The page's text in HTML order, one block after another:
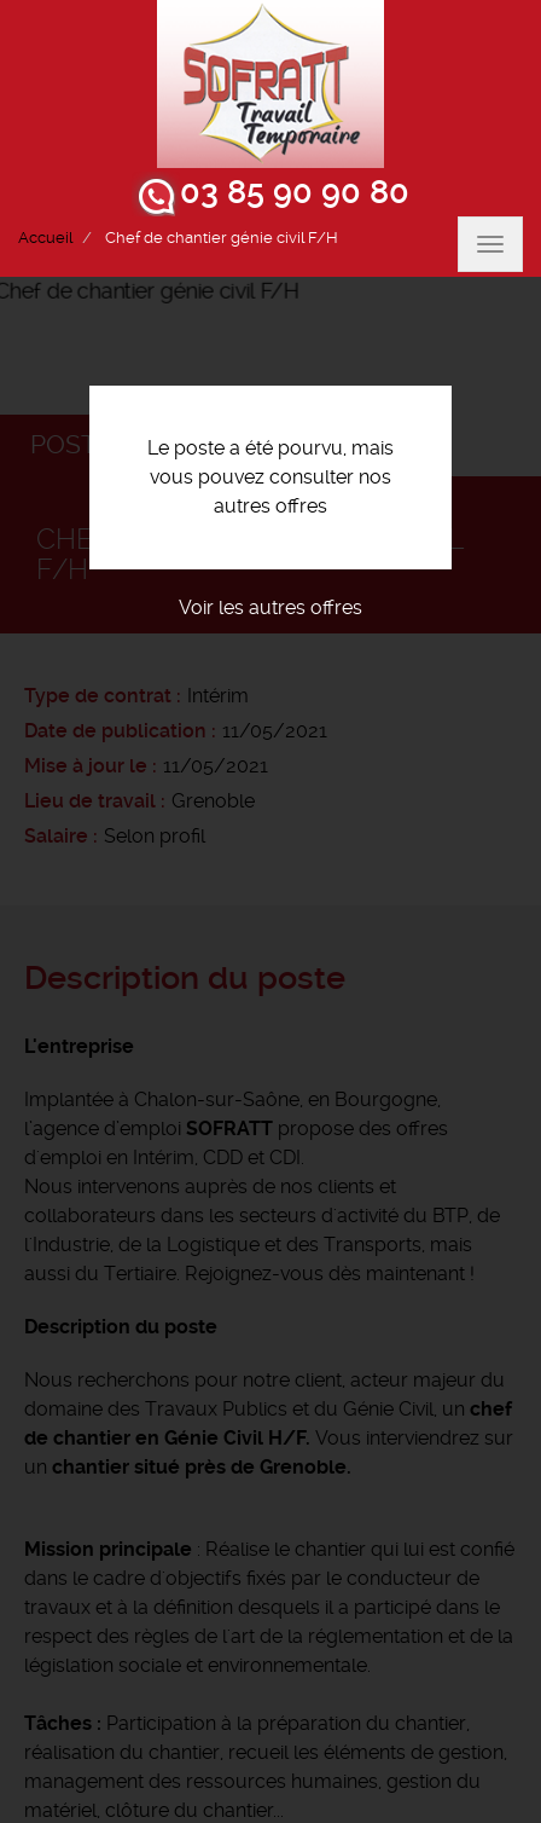
03 85 90 90 80
Accueil Chef de chantier génie civil F/H
Le poste a été pourvu, mais
vous pouvez consulter nos
autres offres
Voir les autres offres
POSTULEZ
CHEF DE CHANTIER GÉNIE CIVIL
F/H
Type de contrat
Intérim
Date de publication
11/05/2021
Mise à jour le
11/05/2021
Lieu de travail
Grenoble
Salaire
Selon profil
Description du poste
L'entreprise
Implantée à Chalon-sur-Saône, en Bourgogne,
l’agence d’emploi SOFRATT propose des offres
d'emploi en Intérim, CDD et CDI.
Nous intervenons auprès de nos clients et
collaborateurs dans les secteurs d'activité du BTP, de
l'Industrie, de la Logistique et des Transports, mais
aussi du Tertiaire. Rejoignez-vous dès maintenant !
Description du poste
Nous recherchons pour notre client, acteur majeur du
domaine des Travaux Publics et du Génie Civil, un chef
de chantier en Génie Civil H/F. Vous interviendrez sur
un chantier situé près de Grenoble.
Mission principale : Réalise le chantier qui lui est confié
dans le cadre d'objectifs fixés par le conducteur de
travaux et à la définition desquels il a participé dans le
respect des règles de l'art de la réglementation et de la
législation sociale et environnementale.
Tâches : Participation à la préparation du chantier,
réalisation du chantier, recueil les éléments de gestion,
management des ressources humaines, gestion du
matériel, clôture du chantier...